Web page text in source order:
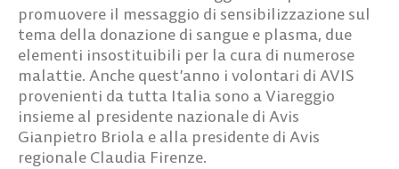
promuovere il messaggio di sensibilizzazione sul
tema della donazione di sangue e plasma, due
elementi insostituibili per la cura di numerose
malattie. Anche quest’anno i volontari di AVIS
provenienti da tutta Italia sono a Viareggio
insieme al presidente nazionale di Avis
Gianpietro Briola e alla presidente di Avis
regionale Claudia Firenze.